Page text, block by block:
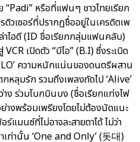
“Padi” หรือที่แฟนๆ ชาวไทยเรียก
วเซอร์ที่ปรากฏชื่ออยู่ในเครดิตเพ
าไอดี (ID ชื่อเรียกกลุ่มแฟนคลับ)
เปิดตัว “บีไอ” (B.I) ซึ่งระเบิด
ความหนักแน่นของดนตรีผสาน
ลุมรัก รวมถึงเพลงถัดไป ‘Alive’
ง ร่วมโบกบินบง (ชื่อเรียกแท่งไฟ
างพร้อมเพรียงโดยไม่ต้องนัดแนะ
มนซ์ที่ไม่อาจละสายตาได้ ไม่ว่า
ท่านั้น ‘One and Only’ (돗대)